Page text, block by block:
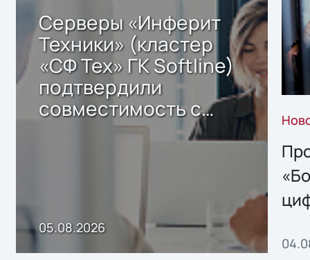
Серверы «Инферит
Техники» (кластер
«СФ Тех» ГК Softline)
подтвердили
совместимость с
решением Sharx
05.08.2026